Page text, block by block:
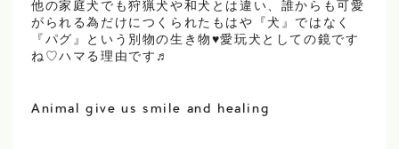
他の家庭犬でも狩猟犬や和犬とは違い、誰からも可愛
がられる為だけにつくられたもはや『犬』ではなく
『パグ』という別物の生き物♥愛玩犬としての鏡です
ね♡ハマる理由です♬
Animal give us smile and healing